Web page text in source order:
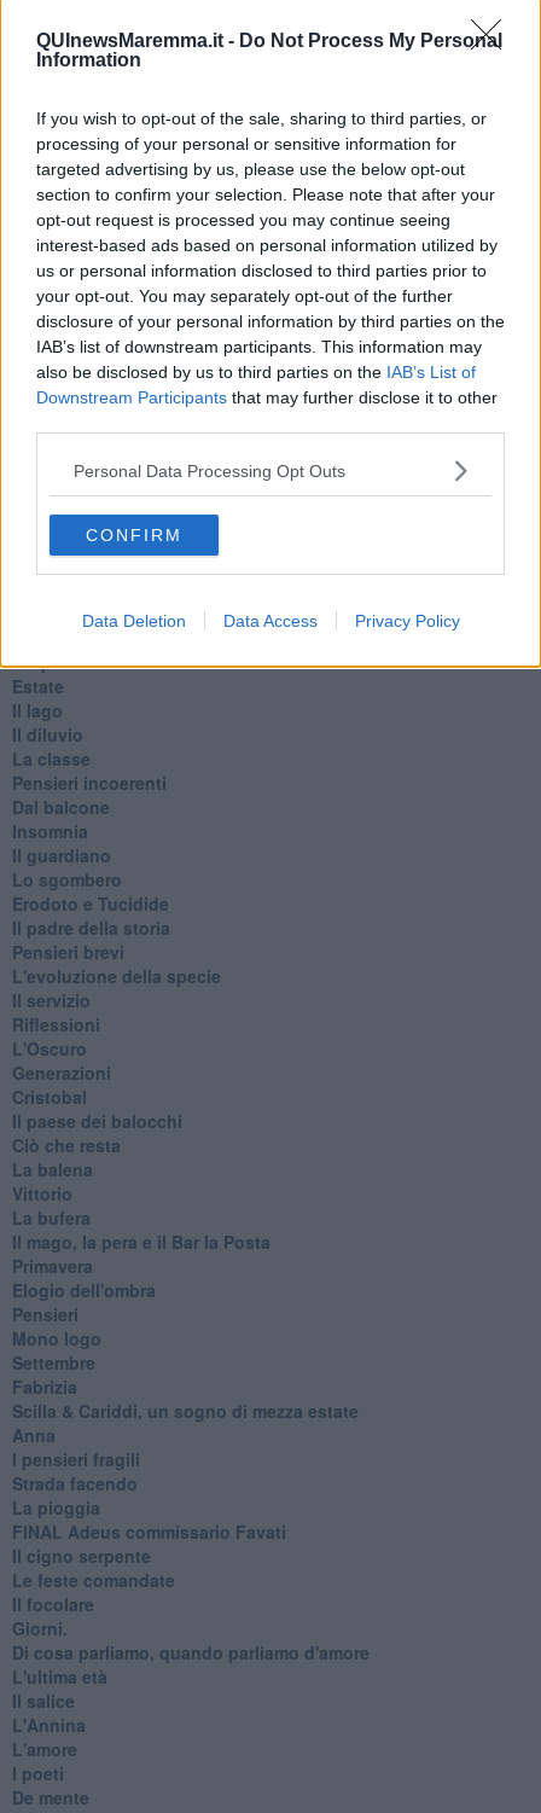
QUInewsMaremma.it - Do Not Process My Personal
Information
If you wish to opt-out of the sale, sharing to third parties, or
processing of your personal or sensitive information for
targeted advertising by us, please use the below opt-out
section to confirm your selection. Please note that after your
opt-out request is processed you may continue seeing
interest-based ads based on personal information utilized by
us or personal information disclosed to third parties prior to
your opt-out. You may separately opt-out of the further
disclosure of your personal information by third parties on the
IAB’s list of downstream participants. This information may
also be disclosed by us to third parties on the IAB’s List of
Downstream Participants that may further disclose it to other
Personal Data Processing Opt Outs
CONFIRM
Data Deletion Data Access Privacy Policy
Hop!
O sonho de um prisioneiro
Sto qui
Scrivi
Bestiario
Pillole
Veglia
​“D” come delitto
Belle lettere
25 Aprile
Todo el bien, todo el mal
Silenzio
Le parole
​L’Australiana
Moro
Passanti
Continuando, la nonna e il carretto
Confessioni autoreferenziali
Utopie
Estate
Il lago
Il diluvio
La classe
Pensieri incoerenti
Dal balcone
Insomnia
Il guardiano
Lo sgombero
Erodoto e Tucidide
Il padre della storia
Pensieri brevi
L'evoluzione della specie
Il servizio
Riflessioni
L'Oscuro
Generazioni
Cristobal
Il paese dei balocchi
Ciò che resta
La balena
Vittorio
La bufera
Il mago, la pera e il Bar la Posta
Primavera
Elogio dell'ombra
Pensieri
Mono logo
Settembre
Fabrizia
​Scilla & Cariddi, un sogno di mezza estate
Anna
I pensieri fragili
Strada facendo
La pioggia
FINAL Adeus commissario Favati
Il cigno serpente
Le feste comandate
Il focolare
Giorni.
Di cosa parliamo, quando parliamo d'amore
L'ultima età
Il salice
L'Annina
L'amore
I poeti
De mente